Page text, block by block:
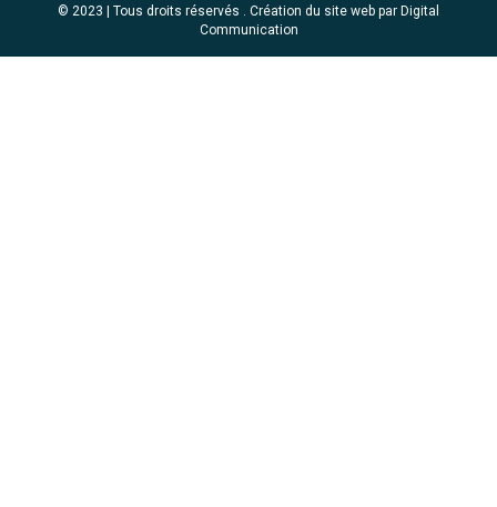
© 2023 | Tous droits réservés . Création du site web par Digital
Communication